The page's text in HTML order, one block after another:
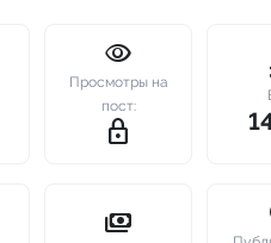
Индекс
Telegram
New
visibility
Просмотры на
пост:
lock_outline
payments